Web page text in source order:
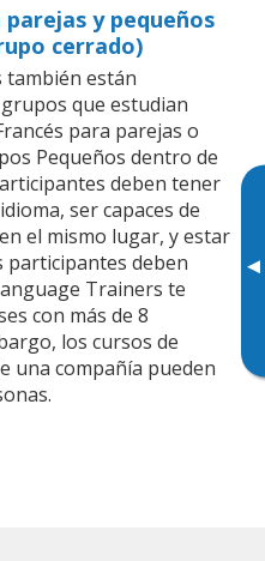
▸
parejas y pequeños
cerrado)
también están
que estudian
para parejas o
Pequeños dentro de
deben tener
ser capaces de
el mismo lugar, y estar
participantes deben
Trainers te
con más de 8
los cursos de
una compañía pueden